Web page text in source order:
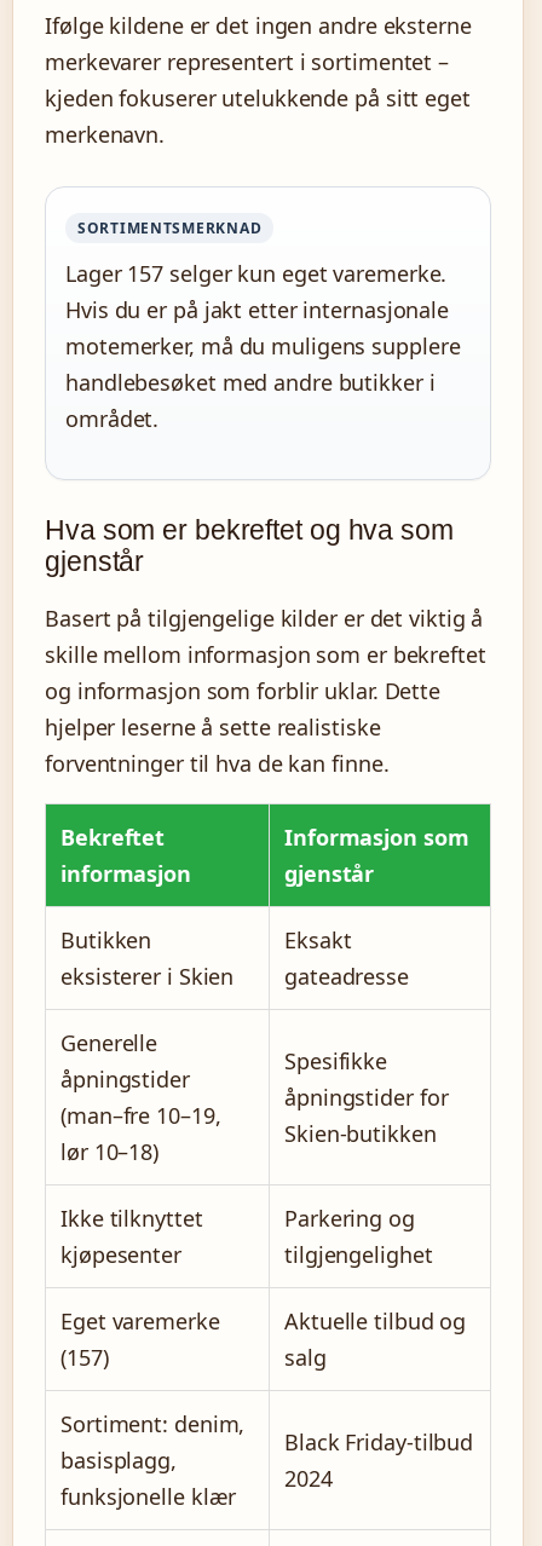
Ifølge kildene er det ingen andre eksterne
merkevarer representert i sortimentet –
kjeden fokuserer utelukkende på sitt eget
merkenavn.
SORTIMENTSMERKNAD
Lager 157 selger kun eget varemerke.
Hvis du er på jakt etter internasjonale
motemerker, må du muligens supplere
handlebesøket med andre butikker i
området.
Hva som er bekreftet og hva som
gjenstår
Basert på tilgjengelige kilder er det viktig å
skille mellom informasjon som er bekreftet
og informasjon som forblir uklar. Dette
hjelper leserne å sette realistiske
forventninger til hva de kan finne.
Bekreftet
informasjon
Informasjon som
gjenstår
Butikken
eksisterer i Skien
Eksakt
gateadresse
Generelle
åpningstider
(man–fre 10–19,
lør 10–18)
Spesifikke
åpningstider for
Skien-butikken
Ikke tilknyttet
kjøpesenter
Parkering og
tilgjengelighet
Eget varemerke
(157)
Aktuelle tilbud og
salg
Sortiment: denim,
basisplagg,
funksjonelle klær
Black Friday-tilbud
2024